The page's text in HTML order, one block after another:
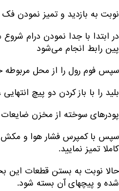
نوبت به بازدید و تمیز نمودن فک
در ابتدا با جدا نمودن درام
پین رابط انجام می‌شود
سپس فوم رول را از محل مربوطه
بلید را با باز کردن دو پیچ
پودرهای سوخته از مخزن ضایعات
سپس با کمپرس فشار هوا و مکش
کاملا تمیز نمایید.
حالا نوبت به بستن قطعات این
شده و پیچهای آن بسته شود.